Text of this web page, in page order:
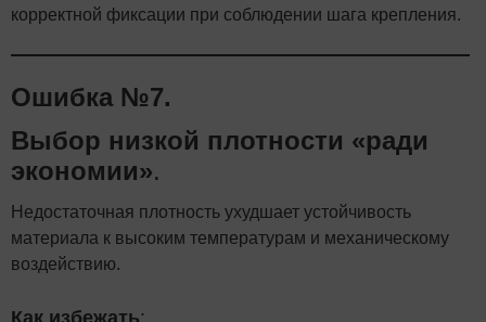
корректной фиксации при соблюдении шага крепления.
Ошибка №7.
Выбор низкой плотности «ради
экономии».
Недостаточная плотность ухудшает устойчивость
материала к высоким температурам и механическому
воздействию.
Как избежать: